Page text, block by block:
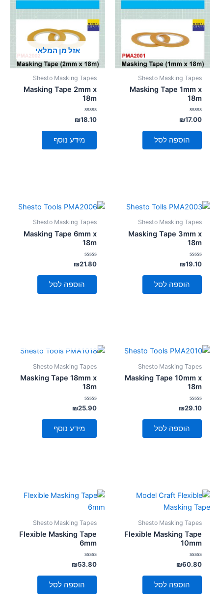
font_download סמן קישורים
לאפס
האפשרויות
cached
Shesto Masking Tapes
Masking Tape 1mm x
18m
דורג
0
מתוך
₪17.00
הוספה לסל
אזל מן המלאי
Shesto Masking Tapes
Masking Tape 2mm x
18m
דורג
0
מתוך
₪18.10
מידע נוסף
Shesto Masking Tapes
Masking Tape 3mm x
18m
דורג
0
מתוך
₪19.10
הוספה לסל
Shesto Masking Tapes
Masking Tape 6mm x
18m
דורג
0
מתוך
₪21.80
הוספה לסל
Shesto Masking Tapes
Masking Tape 10mm x
18m
דורג
0
מתוך
₪29.10
הוספה לסל
Shesto Masking Tapes
Masking Tape 18mm x
18m
דורג
0
מתוך
₪25.90
מידע נוסף
Shesto Masking Tapes
Flexible Masking Tape
10mm
דורג
0
מתוך
₪60.80
הוספה לסל
Shesto Masking Tapes
Flexible Masking Tape
6mm
דורג
0
מתוך
₪53.80
הוספה לסל